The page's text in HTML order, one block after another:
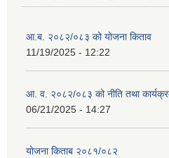
आ.ब. २०८२/०८३ को योजना किताव
11/19/2025 - 12:22
आ. व. २०८२/०८३ को नीति तथा
06/21/2025 - 14:27
योजना किताब २०८१/०८२